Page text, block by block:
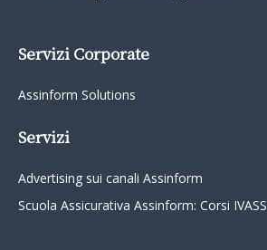
Servizi Corporate
Assinform Solutions
Servizi
Advertising sui canali Assinform
Scuola Assicurativa Assinform: Corsi IVASS